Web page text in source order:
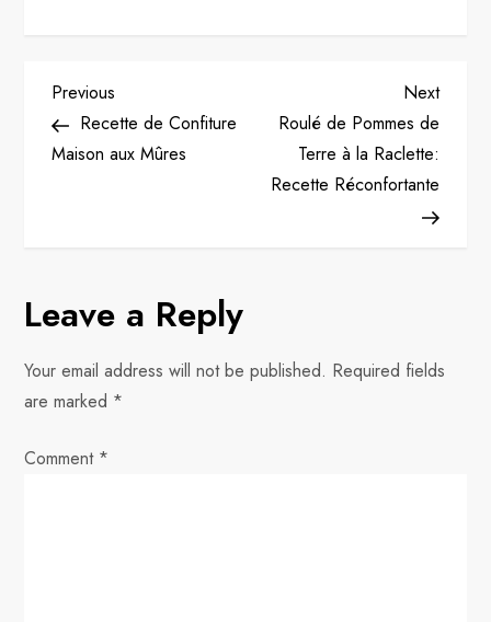
P
o
n
a
v
i
Previous
Post
Previous
Recette de Confiture
Maison aux Mûres
Next
Post
Next
Roulé de Pommes de
Terre à la Raclette:
Recette Réconfortante
Leave a Reply
Your email address will not be published. Required fields
are marked *
Comment *